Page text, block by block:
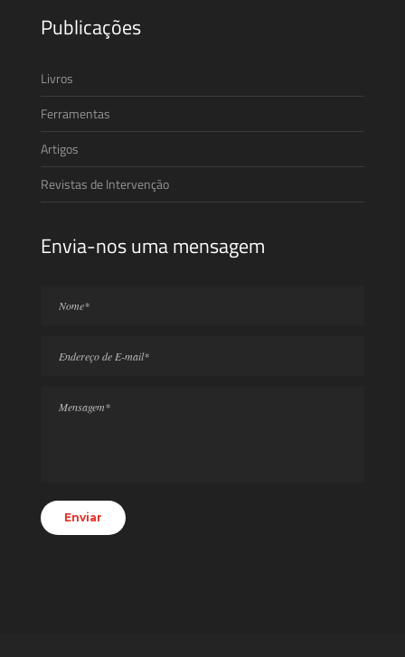
Publicações
Livros
Ferramentas
Artigos
Revistas de Intervenção
Envia-nos uma mensagem